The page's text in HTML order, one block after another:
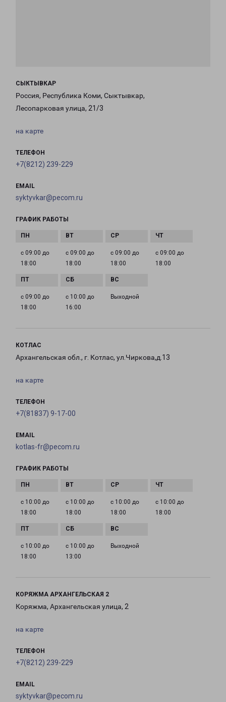
СЫКТЫВКАР
Россия, Республика Коми, Сыктывкар,
Лесопарковая улица, 21/3
на карте
ТЕЛЕФОН
+7(8212) 239-229
EMAIL
syktyvkar@pecom.ru
ГРАФИК РАБОТЫ
с 09:00 до
18:00
с 09:00 до
18:00
с 09:00 до
18:00
с 09:00 до
18:00
с 09:00 до
18:00
с 10:00 до
16:00
Выходной
КОТЛАС
Архангельская обл., г. Котлас, ул.Чиркова,д.13
на карте
ТЕЛЕФОН
+7(81837) 9-17-00
EMAIL
kotlas-fr@pecom.ru
ГРАФИК РАБОТЫ
с 10:00 до
18:00
с 10:00 до
18:00
с 10:00 до
18:00
с 10:00 до
18:00
с 10:00 до
18:00
с 10:00 до
13:00
Выходной
КОРЯЖМА АРХАНГЕЛЬСКАЯ 2
Коряжма, Архангельская улица, 2
на карте
ТЕЛЕФОН
+7(8212) 239-229
EMAIL
syktyvkar@pecom.ru